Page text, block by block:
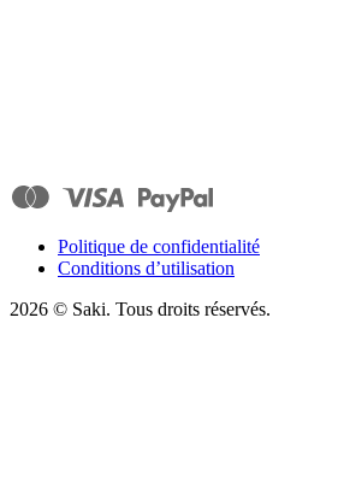
Politique de confidentialité
Conditions d’utilisation
2026 © Saki. Tous droits réservés.